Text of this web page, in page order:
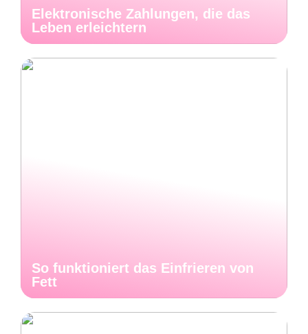
Elektronische Zahlungen, die das
Leben erleichtern
So funktioniert das Einfrieren von
Fett